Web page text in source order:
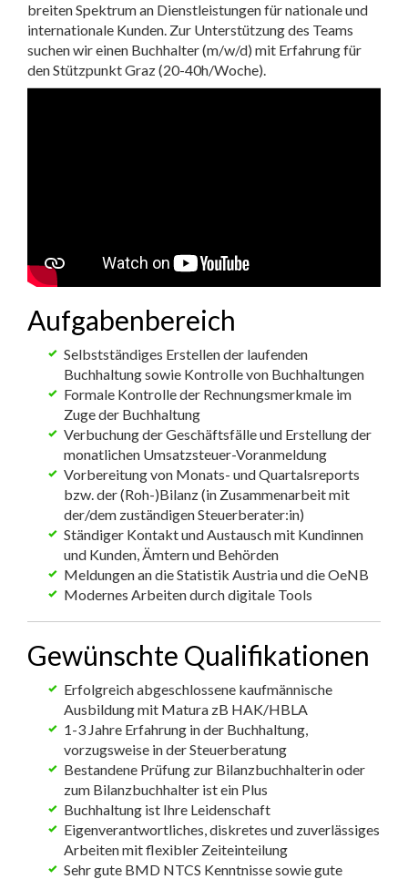
breiten Spektrum an Dienstleistungen für nationale und
internationale Kunden. Zur Unterstützung des Teams
suchen wir einen Buchhalter (m/w/d) mit Erfahrung für
den Stützpunkt Graz (20-40h/Woche).
Aufgabenbereich
Selbstständiges Erstellen der laufenden
Buchhaltung sowie Kontrolle von Buchhaltungen
Formale Kontrolle der Rechnungsmerkmale im
Zuge der Buchhaltung
Verbuchung der Geschäftsfälle und Erstellung der
monatlichen Umsatzsteuer-Voranmeldung
Vorbereitung von Monats- und Quartalsreports
bzw. der (Roh-)Bilanz (in Zusammenarbeit mit
der/dem zuständigen Steuerberater:in)
Ständiger Kontakt und Austausch mit Kundinnen
und Kunden, Ämtern und Behörden
Meldungen an die Statistik Austria und die OeNB
Modernes Arbeiten durch digitale Tools
Gewünschte Qualifikationen
Erfolgreich abgeschlossene kaufmännische
Ausbildung mit Matura zB HAK/HBLA
1-3 Jahre Erfahrung in der Buchhaltung,
vorzugsweise in der Steuerberatung
Bestandene Prüfung zur Bilanzbuchhalterin oder
zum Bilanzbuchhalter ist ein Plus
Buchhaltung ist Ihre Leidenschaft
Eigenverantwortliches, diskretes und zuverlässiges
Arbeiten mit flexibler Zeiteinteilung
Sehr gute BMD NTCS Kenntnisse sowie gute